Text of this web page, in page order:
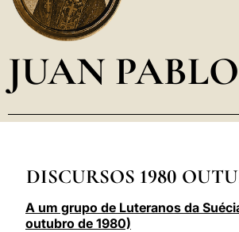
JUAN
DISCURSOS 1980
A um grupo de Luteranos da
outubro de 1980)